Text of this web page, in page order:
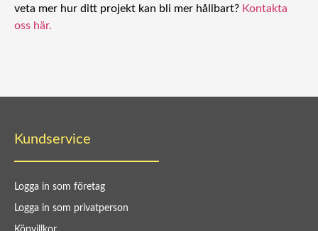
veta mer hur ditt projekt kan bli mer hållbart? Kontakta
oss här.
Kundservice
Logga in som företag
Logga in som privatperson